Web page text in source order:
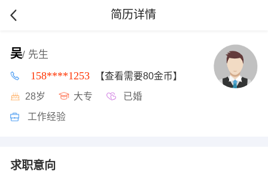
简历详情
吴/ 先生
158****1253 【查看需要80金币】
28岁 大专 已婚
工作经验
求职意向